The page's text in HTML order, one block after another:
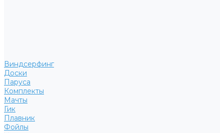
Виндсерфинг
Доски
Паруса
Комплекты
Мачты
Гик
Плавник
Фойлы